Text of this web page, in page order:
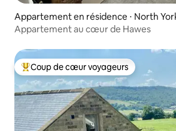
Appartement en résidence ⋅ North
Appartement au cœur de Hawes
Coups de cœur voyageurs les plus
Coup de cœur voyageurs